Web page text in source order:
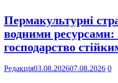
Пермакультурні
водними ресурсами:
господарство
Редакція03.08.202607.08.2026 0